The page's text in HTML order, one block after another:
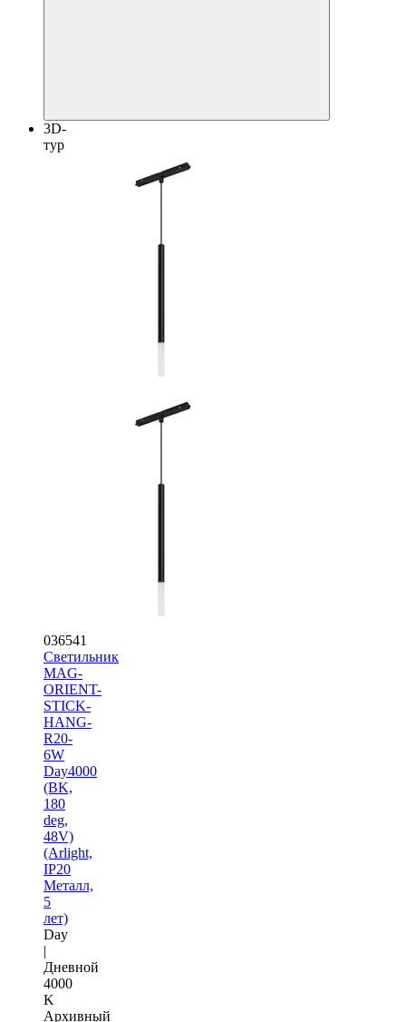
3D-
тур
036541
Светильник
MAG-
ORIENT-
STICK-
HANG-
R20-
6W
Day4000
(BK,
180
deg,
48V)
(Arlight,
IP20
Металл,
5
лет)
Day
|
Дневной
4000
K
Архивный